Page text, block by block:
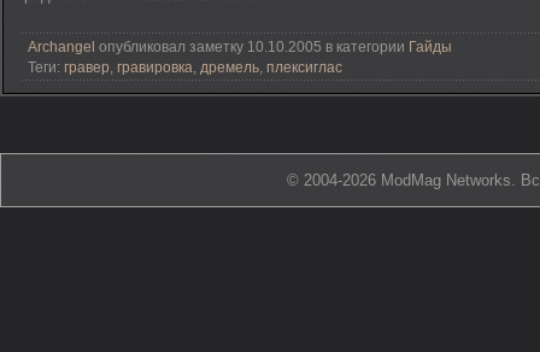
Archangel опубликовал заметку 10.10.2005 в категории Гайды
Теги: гравер, гравировка, дремель, плексиглас
© 2004-2026 ModMag Networks.